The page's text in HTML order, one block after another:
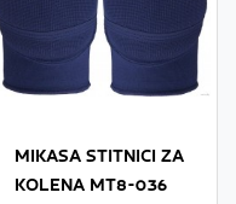
MIKASA STITNICI ZA
KOLENA MT8-036